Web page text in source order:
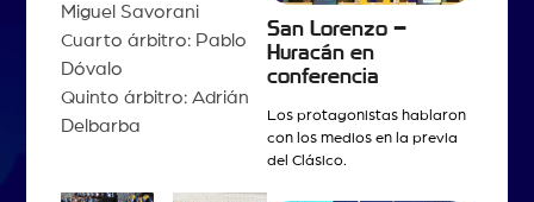
Miguel Savorani
Cuarto árbitro: Pablo
Dóvalo
Quinto árbitro: Adrián
Delbarba
San Lorenzo –
Huracán en
conferencia
Los protagonistas hablaron
con los medios en la previa
del Clásico.